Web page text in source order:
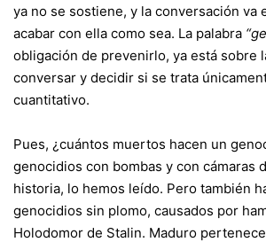
ya no se sostiene, y la conversación va
acabar con ella como sea. La palabra
obligación de prevenirlo, ya está sobre
conversar y decidir si se trata
cuantitativo.
Pues, ¿cuántos muertos hacen un
genocidios con bombas y con cámaras
historia, lo hemos leído. Pero también
genocidios sin plomo, causados por
Holodomor de Stalin. Maduro